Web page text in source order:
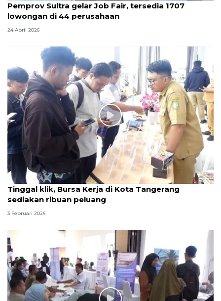
Pemprov Sultra gelar Job Fair, tersedia 1707
lowongan di 44 perusahaan
24 April 2026
Tinggal klik, Bursa Kerja di Kota Tangerang
sediakan ribuan peluang
3 Februari 2026